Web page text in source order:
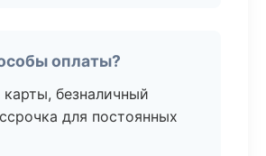
оплаты?
безналичный
для постоянных